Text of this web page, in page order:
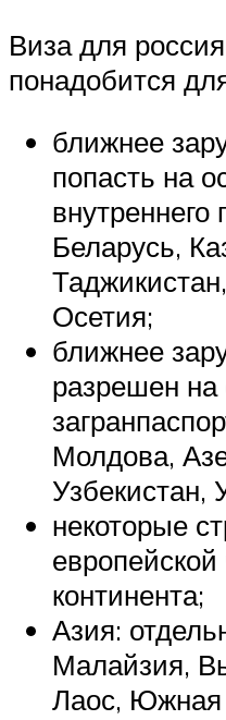
Виза для
понадобится
ближнее
попасть на
внутреннего
Беларусь,
Осетия;
ближнее
разрешен на
Молдова,
Узбекистан,
некоторые
континента;
Азия:
Малайзия,
Лаос, Южная